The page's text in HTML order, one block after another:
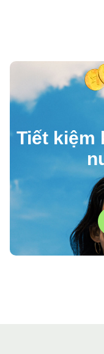
Tiết kiệm